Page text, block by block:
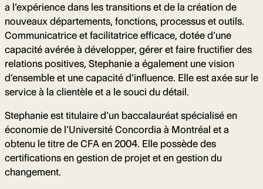
a l’expérience dans les transitions et de la création de
nouveaux départements, fonctions, processus et outils.
Communicatrice et facilitatrice efficace, dotée d’une
capacité avérée à développer, gérer et faire fructifier des
relations positives, Stephanie a également une vision
d’ensemble et une capacité d’influence. Elle est axée sur le
service à la clientèle et a le souci du détail.
Stephanie est titulaire d’un baccalauréat spécialisé en
économie de l’Université Concordia à Montréal et a
obtenu le titre de CFA en 2004. Elle possède des
certifications en gestion de projet et en gestion du
changement.